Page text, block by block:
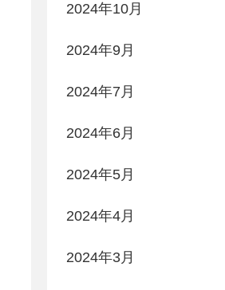
2024年10月
2024年9月
2024年7月
2024年6月
2024年5月
2024年4月
2024年3月